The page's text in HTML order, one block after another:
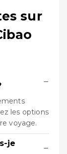
sur
−
les options
voyage.
je
−